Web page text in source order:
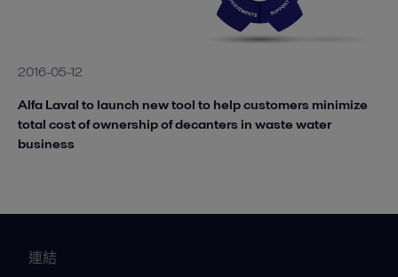
2016-05-12
Alfa Laval to launch new tool to help customers minimize
total cost of ownership of decanters in waste water
business
連結